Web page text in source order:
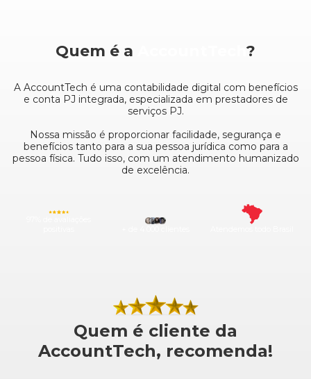
Quem é a ?
A AccountTech é uma contabilidade digital com benefícios
e conta PJ integrada, especializada em prestadores de
serviços PJ.
Nossa missão é proporcionar facilidade, segurança e
benefícios tanto para a sua pessoa jurídica como para a
pessoa física. Tudo isso, com um atendimento humanizado
de excelência.
Quem é cliente da
AccountTech, recomenda!